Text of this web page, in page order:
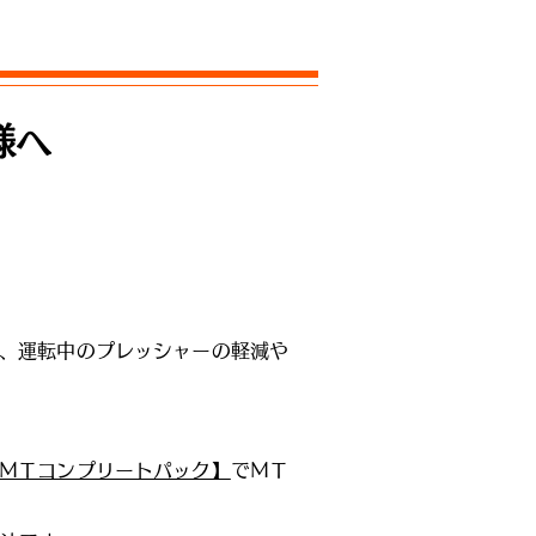
へ
運転中のプレッシャーの軽減や
Ｔコンプリートパック】 でＭＴ